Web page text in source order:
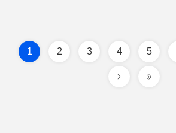
1 2 3 4 5